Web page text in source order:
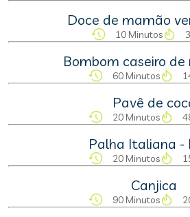
Doce de mamão
10 Minutos
Bombom caseiro
60 Minutos
Pavê de
20 Minutos
Palha Italiana -
20 Minutos
Canjica
90 Minutos